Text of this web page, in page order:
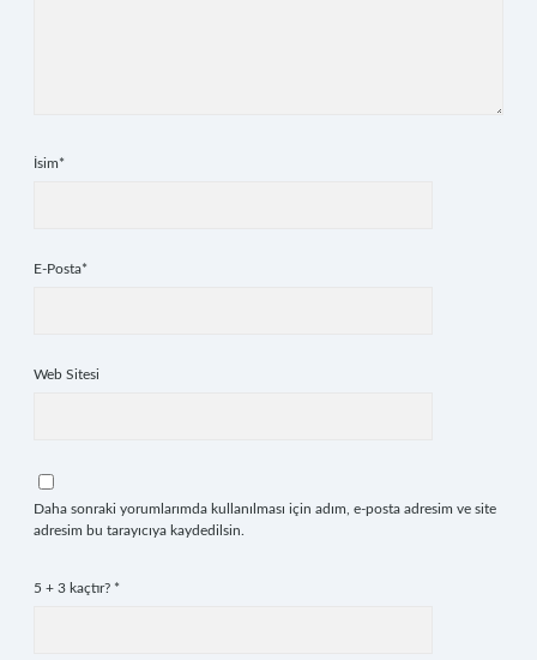
İsim*
E-Posta*
Web Sitesi
Daha sonraki yorumlarımda kullanılması için adım, e-posta adresim ve site
adresim bu tarayıcıya kaydedilsin.
5 + 3 kaçtır? *